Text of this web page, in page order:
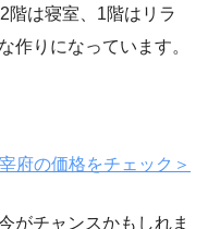
階は寝室、1階はリラ
作りになっています。
府の価格をチェック＞
がチャンスかもしれま